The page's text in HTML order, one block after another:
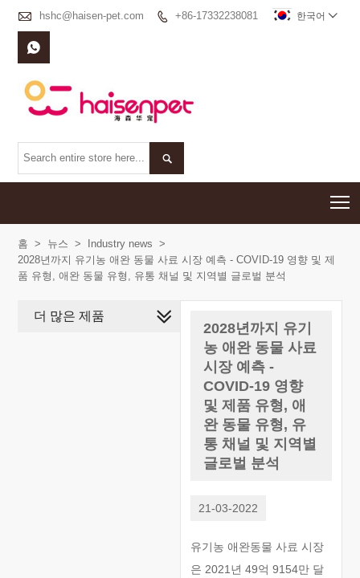
 hshc@haisen-pet.com  +86-17332238081 한국어 


홈 > 뉴스 > Industry news
>
2028년까지 유기농 애완 동물 사료 시장 예측 - COVID-19 영향 및 제
품 유형, 애완 동물 유형, 유통 채널 및 지역별 글로벌 분석
2028년까지 유기
농 애완 동물 사료
시장 예측 -
COVID-19 영향
및 제품 유형, 애
완 동물 유형, 유
통 채널 및 지역별
글로벌 분석
21-03-2022
유기농 애완동물 사료 시장
은 2021년 49억 9154만 달
더 많은 제품